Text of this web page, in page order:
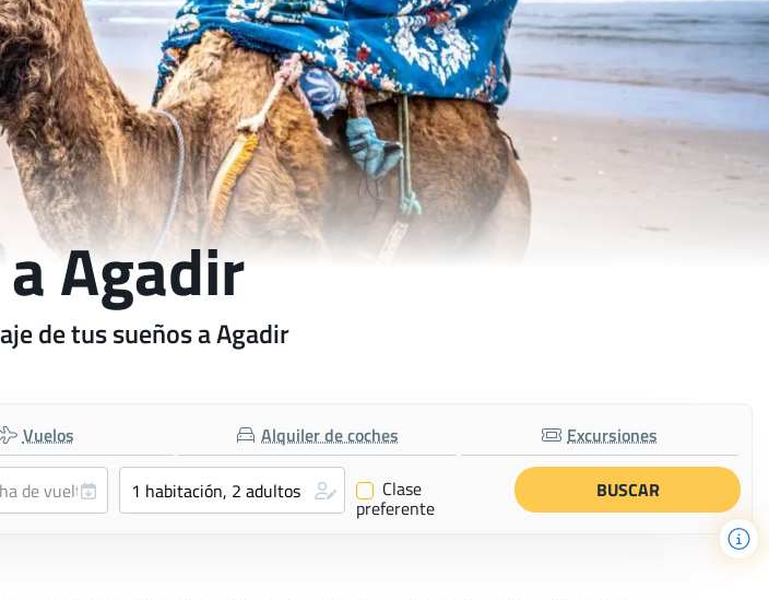
Agadir
de tus sueños a Agadir
Vuelos Alquiler de coches Excursiones
✔ Clase
preferente